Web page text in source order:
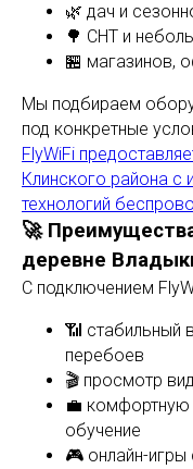
🌿 дач и
🌳 СНТ и
🏪 магазинов,
Мы подбираем
под конкретные
FlyWiFi
Клинского района с
технологий
🚀
деревне
С подключением
📶 стабильный
перебоев
🎬 просмотр
💼 комфортную
обучение
🎮 онлайн-